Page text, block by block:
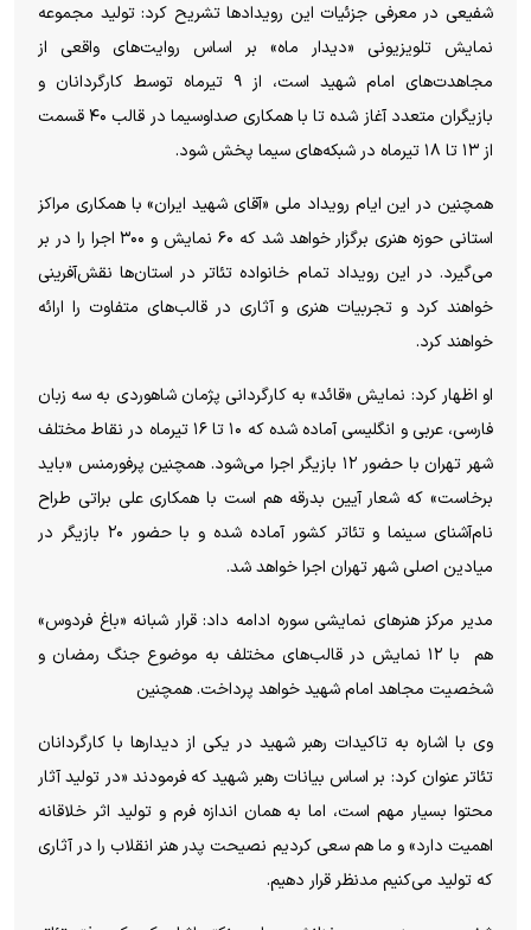
شفیعی در معرفی جزئیات این رویداد‌ها تشریح کرد: تولید مجموعه
نمایش تلویزیونی «دیدار ماه» بر اساس روایت‌های واقعی از
مجاهدت‌های امام شهید است، از ۹ تیرماه توسط کارگردانان و
بازیگران متعدد آغاز شده تا با همکاری صداوسیما در قالب ۴۰ قسمت
از ۱۳ تا ۱۸ تیرماه در شبکه‌های سیما پخش شود.
همچنین در این ایام رویداد ملی «آقای شهید ایران» با همکاری مراکز
استانی حوزه هنری برگزار خواهد شد که ۶۰ نمایش و ۳۰۰ اجرا را در بر
می‌گیرد. در این رویداد تمام خانواده تئاتر در استان‌ها نقش‌آفرینی
خواهند کرد و تجربیات هنری و آثاری در قالب‌های متفاوت را ارائه
خواهند کرد.
او اظهار کرد: نمایش «قائد» به کارگردانی پژمان شاهوردی به سه زبان
فارسی، عربی و انگلیسی آماده شده که ۱۰ تا ۱۶ تیرماه در نقاط مختلف
شهر تهران با حضور ۱۲ بازیگر اجرا می‌شود. همچنین پرفورمنس «باید
برخاست» که شعار آیین بدرقه هم است با همکاری علی براتی طراح
نام‌آشنای سینما و تئاتر کشور آماده شده و با حضور ۲۰ بازیگر در
میادین اصلی شهر تهران اجرا خواهد شد.
مدیر مرکز هنر‌های نمایشی سوره ادامه داد: قرار شبانه «باغ فردوس»
هم با ۱۲ نمایش در قالب‌های مختلف به موضوع جنگ رمضان و
شخصیت مجاهد امام شهید خواهد پرداخت. همچنین
وی با اشاره به تاکیدات رهبر شهید در یکی از دیدار‌ها با کارگردانان
تئاتر عنوان کرد: بر اساس بیانات رهبر شهید که فرمودند «در تولید آثار
محتوا بسیار مهم است، اما به همان اندازه فرم و تولید اثر خلاقانه
اهمیت دارد» و ما هم سعی کردیم نصیحت پدر هنر انقلاب را در آثاری
که تولید می‌کنیم مدنظر قرار دهیم.